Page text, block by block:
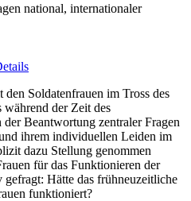
national, internationaler
Soldatenfrauen im Tross des
während der Zeit des
Beantwortung zentraler Fragen
ihrem individuellen Leiden im
dazu Stellung genommen
für das Funktionieren der
Hätte das frühneuzeitliche
funktioniert?